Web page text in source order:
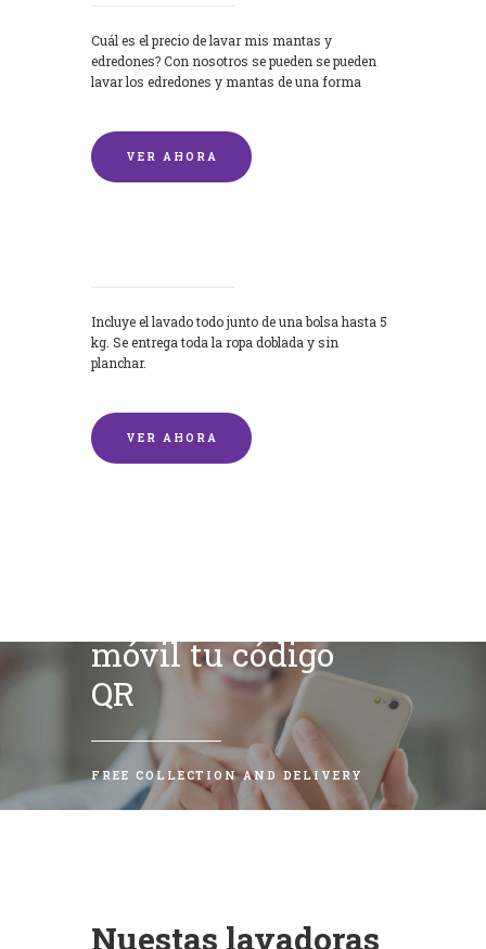
Cuál es el precio de lavar mis mantas y
edredones? Con nosotros se pueden se pueden
lavar los edredones y mantas de una forma
VER AHORA
Incluye el lavado todo junto de una bolsa hasta 5
kg. Se entrega toda la ropa doblada y sin
planchar.
VER AHORA
móvil tu código
QR
FREE COLLECTION AND DELIVERY
Nuestas lavadoras